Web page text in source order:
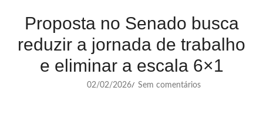
Proposta no Senado busca
reduzir a jornada de trabalho
e eliminar a escala 6×1
02/02/2026/ Sem comentários